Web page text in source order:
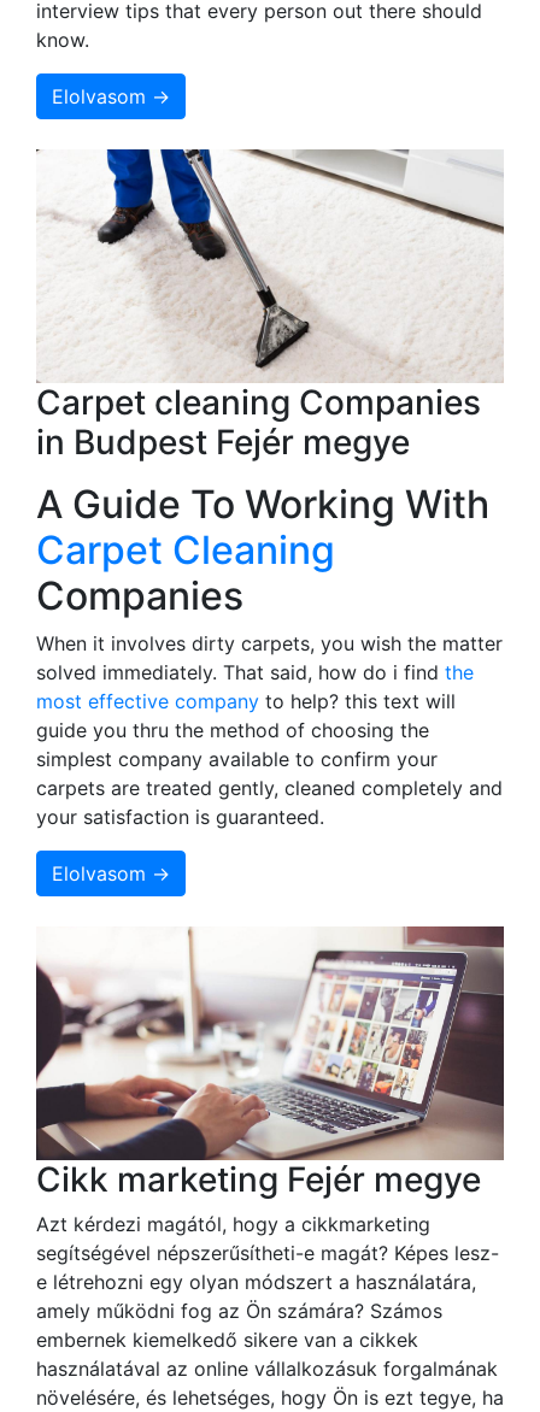
interview tips that every person out there should
know.
Elolvasom →
Carpet cleaning Companies
in Budpest Fejér megye
A Guide To Working With
Carpet Cleaning
Companies
When it involves dirty carpets, you wish the matter
solved immediately. That said, how do i find the
most effective company to help? this text will
guide you thru the method of choosing the
simplest company available to confirm your
carpets are treated gently, cleaned completely and
your satisfaction is guaranteed.
Elolvasom →
Cikk marketing Fejér megye
Azt kérdezi magától, hogy a cikkmarketing
segítségével népszerűsítheti-e magát? Képes lesz-
e létrehozni egy olyan módszert a használatára,
amely működni fog az Ön számára? Számos
embernek kiemelkedő sikere van a cikkek
használatával az online vállalkozásuk forgalmának
növelésére, és lehetséges, hogy Ön is ezt tegye, ha